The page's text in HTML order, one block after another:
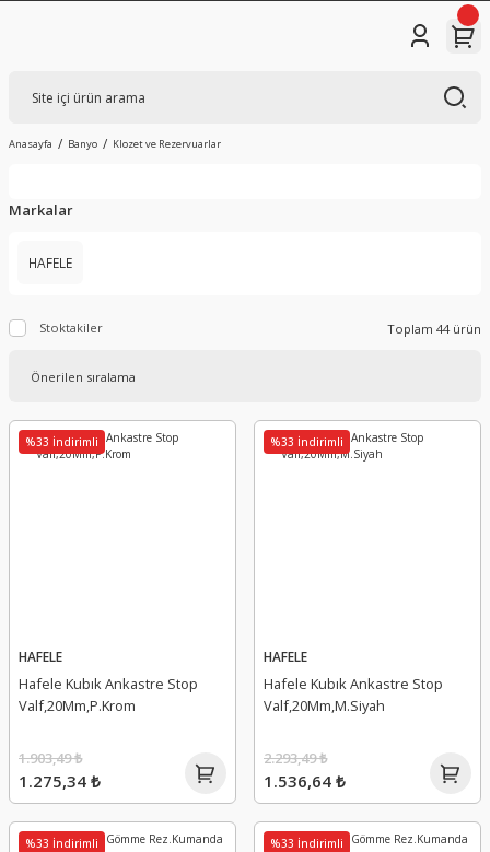
Anasayfa Banyo Klozet ve Rezervuarlar
Markalar
HAFELE
Stoktakiler Toplam 44 ürün
%33 İndirimli
HAFELE
Hafele Kubık Ankastre Stop
Valf,20Mm,P.Krom
1.275,34 ₺
1.903,49 ₺
%33 İndirimli
HAFELE
Hafele Kubık Ankastre Stop
Valf,20Mm,M.Siyah
1.536,64 ₺
2.293,49 ₺
%33 İndirimli %33 İndirimli